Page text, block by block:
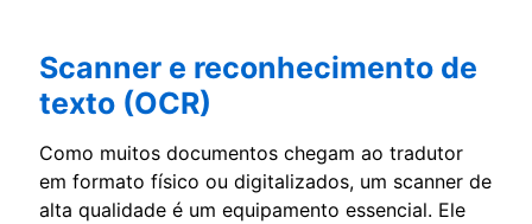
Scanner e reconhecimento de
texto (OCR)
Como muitos documentos chegam ao tradutor
em formato físico ou digitalizados, um scanner de
alta qualidade é um equipamento essencial. Ele